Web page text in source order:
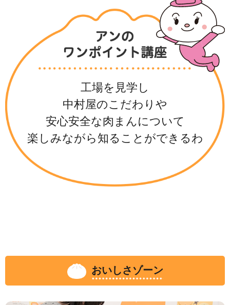
工場を見学し
中村屋のこだわりや
安心安全な肉まんについて
楽しみながら知ることができるわ
おいしさゾーン